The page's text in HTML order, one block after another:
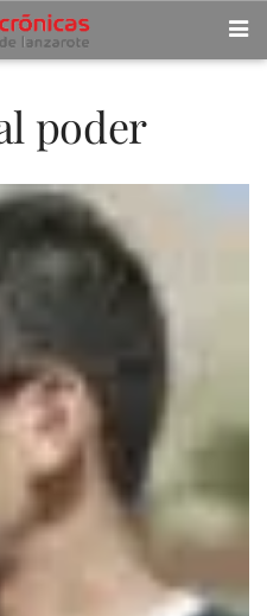
poder